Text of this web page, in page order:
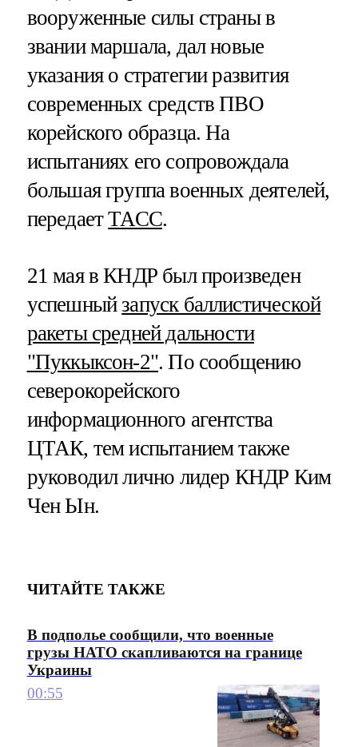
вооруженные силы страны в
звании маршала, дал новые
указания о стратегии развития
современных средств ПВО
корейского образца. На
испытаниях его сопровождала
большая группа военных деятелей,
передаетТАСС.
21 мая в КНДР был произведен
успешныйзапуск баллистической
ракеты средней дальности
"Пуккыксон-2". По сообщению
северокорейского
информационного агентства
ЦТАК, тем испытанием также
руководил лично лидер КНДР Ким
Чен Ын.
ЧИТАЙТЕ ТАКЖЕ
В подполье сообщили, что военные
грузы НАТО скапливаются на границе
Украины
00:55